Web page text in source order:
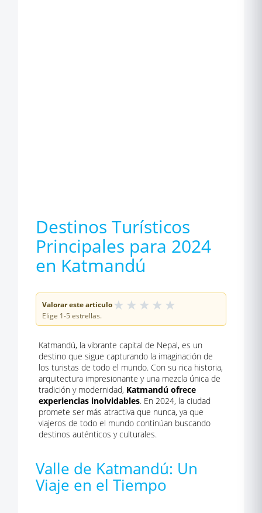
Destinos Turísticos
Principales para 2024
en Katmandú
Valorar este articulo★ ★ ★ ★ ★
Elige 1-5 estrellas.
Katmandú, la vibrante capital de Nepal, es un
destino que sigue capturando la imaginación de
los turistas de todo el mundo. Con su rica historia,
arquitectura impresionante y una mezcla única de
tradición y modernidad, Katmandú ofrece
experiencias inolvidables. En 2024, la ciudad
promete ser más atractiva que nunca, ya que
viajeros de todo el mundo continúan buscando
destinos auténticos y culturales.
Valle de Katmandú: Un
Viaje en el Tiempo